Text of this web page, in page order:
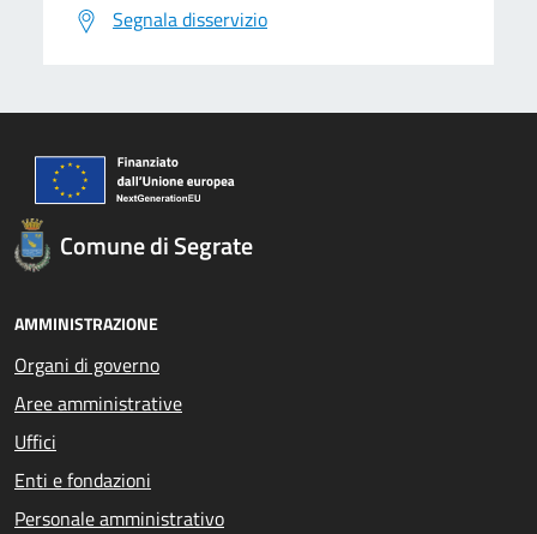
Segnala disservizio
Comune di Segrate
AMMINISTRAZIONE
Organi di governo
Aree amministrative
Uffici
Enti e fondazioni
Personale amministrativo